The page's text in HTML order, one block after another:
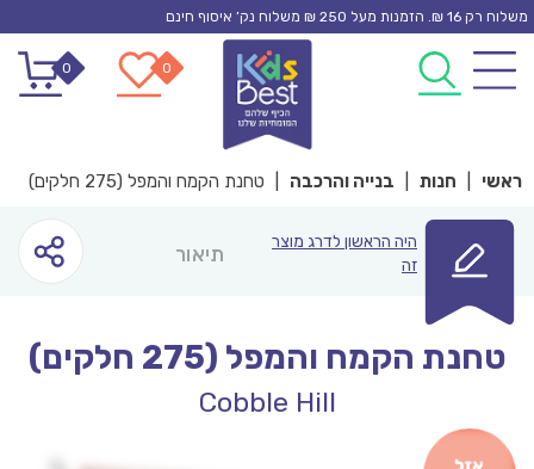
Skip
content
משלוח רק 16 ₪. הזמנות מעל 250 ₪ משלוח נק’ איסוף חינם
0
0
ראשי חנות בנייה והרכבה טחנת הקמח והמפל (275 חלקים)
היה הראשון לדרג מוצר
זה
תיאור
טחנת הקמח והמפל (275 חלקים)
Cobble Hill